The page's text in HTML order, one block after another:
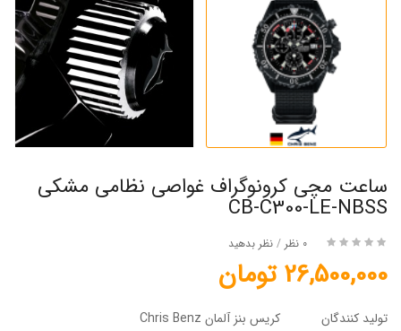
ساعت مچی کرونوگراف غواصی نظامی مشکی
CB-C300-LE-NBSS
0 نظر / نظر بدهید
26,500,000 تومان
تولید کنندگان
کریس بنز آلمان Chris Benz